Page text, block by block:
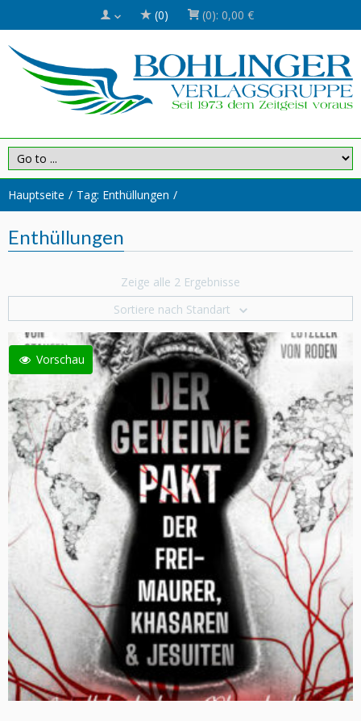
(0) (0): 0,00 €
Hauptseite Tag: Enthüllungen
Enthüllungen
Zeige alle 2 Ergebnisse
Sortiere nach Standart
Vorschau